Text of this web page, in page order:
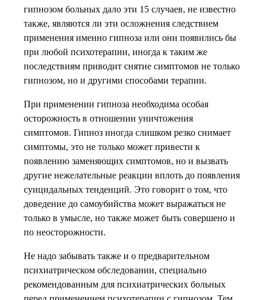
гипнозом больных дало эти 15 случаев, не известно
также, являются ли эти осложнения следствием
применения именно гипноза или они появились бы
при любой психотерапии, иногда к таким же
последствиям приводит снятие симптомов не только
гипнозом, но и другими способами терапии.
При применении гипноза необходима особая
осторожность в отношении уничтожения
симптомов. Гипноз иногда слишком резко снимает
симптомы, это не только может привести к
появлению заменяющих симптомов, но и вызвать
другие нежелательные реакции вплоть до появления
суицидальных тенденций. Это говорит о том, что
доведение до самоубийства может выражаться не
только в умысле, но также может быть совершено и
по неосторожности.
Не надо забывать также и о предварительном
психиатрическом обследовании, специально
рекомендованным для психиатрических больных